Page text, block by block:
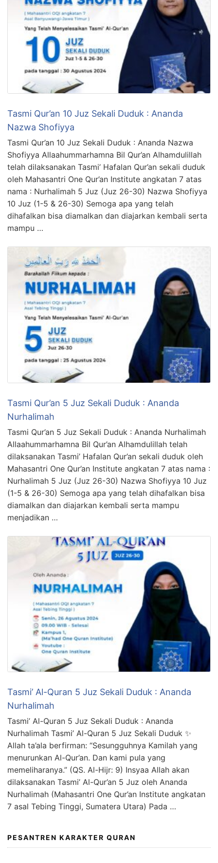
Tasmi Qur’an 10 Juz Sekali Duduk : Ananda
Nazwa Shofiyya
Tasmi Qur’an 10 Juz Sekali Duduk : Ananda Nazwa
Shofiyya Allaahummarhamna Bil Qur’an Alhamdulillah
telah dilaksanakan Tasmi’ Hafalan Qur’an sekali duduk
oleh Mahasantri One Qur’an Institute angkatan 7 atas
nama : Nurhalimah 5 Juz (Juz 26-30) Nazwa Shofiyya
10 Juz (1-5 & 26-30) Semoga apa yang telah
dihafalkan bisa diamalkan dan diajarkan kembali serta
mampu …
Tasmi Qur’an 5 Juz Sekali Duduk : Ananda
Nurhalimah
Tasmi Qur’an 5 Juz Sekali Duduk : Ananda Nurhalimah
Allaahummarhamna Bil Qur’an Alhamdulillah telah
dilaksanakan Tasmi’ Hafalan Qur’an sekali duduk oleh
Mahasantri One Qur’an Institute angkatan 7 atas nama :
Nurhalimah 5 Juz (Juz 26-30) Nazwa Shofiyya 10 Juz
(1-5 & 26-30) Semoga apa yang telah dihafalkan bisa
diamalkan dan diajarkan kembali serta mampu
menjadikan …
Tasmi’ Al-Quran 5 Juz Sekali Duduk : Ananda
Nurhalimah
Tasmi’ Al-Quran 5 Juz Sekali Duduk : Ananda
Nurhalimah Tasmi’ Al-Quran 5 Juz Sekali Duduk ✨
Allah ta’ala berfirman: “Sesungguhnya Kamilah yang
menurunkan Al-Qur’an. Dan kami pula yang
memeliharanya.” (QS. Al-Hijr: 9) Insyaa Allah akan
dilaksanakan Tasmi’ Al-Qur’an 5 Juz oleh Ananda
Nurhalimah (Mahasantri One Qur’an Institute angkatan
7 asal Tebing Tinggi, Sumatera Utara) Pada …
PESANTREN KARAKTER QURAN